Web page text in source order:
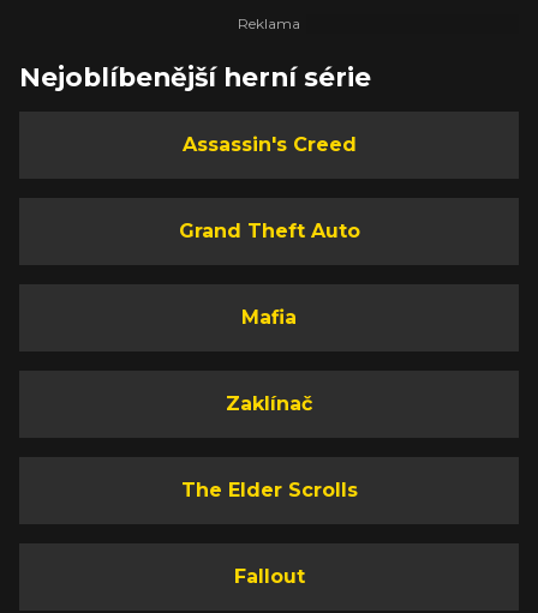
Nejoblíbenější herní série
Assassin's Creed
Grand Theft Auto
Mafia
Zaklínač
The Elder Scrolls
Fallout